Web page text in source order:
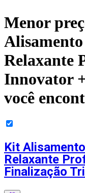
Menor
Relaxante
Innovator
você
Kit
Relaxante
Finalização